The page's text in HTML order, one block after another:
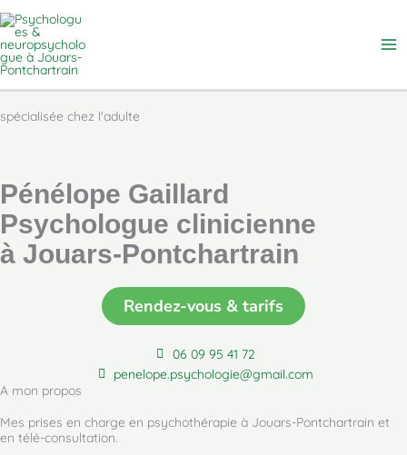
Aller
au
contenu
spécialisée chez l'adulte
Pénélope Gaillard
Psychologue clinicienne
à Jouars-Pontchartrain
Rendez-vous & tarifs
06 09 95 41 72
penelope.psychologie@gmail.com
A mon propos
Mes prises en charge en psychothérapie à Jouars-Pontchartrain et
en télé-consultation.